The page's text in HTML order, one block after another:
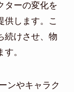
ターの変化を
供します。こ
続けさせ、物
。
ンやキャラク